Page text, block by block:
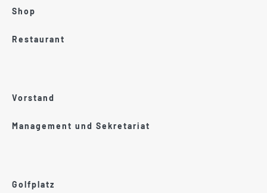
Shop
Restaurant
Vorstand
Management und Sekretariat
Golfplatz